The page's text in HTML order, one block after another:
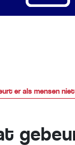
er als mensen